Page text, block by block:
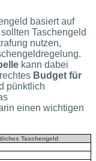
basiert auf
Taschengeld
nutzen,
kann dabei
Budget für
pünktlich
einen wichtigen
Taschengeld